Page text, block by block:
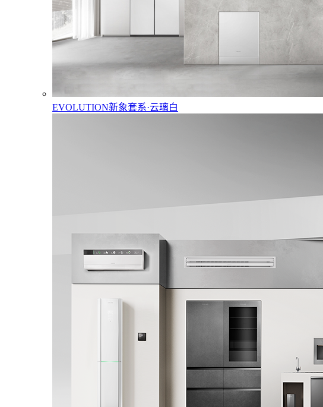
EVOLUTION新象套系·云璃白